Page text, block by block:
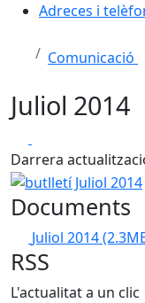
Adreces i
Comunicació
Juliol 2014
Darrera
butlletí Juliol 2014
Documents
Juliol 2014
RSS
L'actualitat a un clic